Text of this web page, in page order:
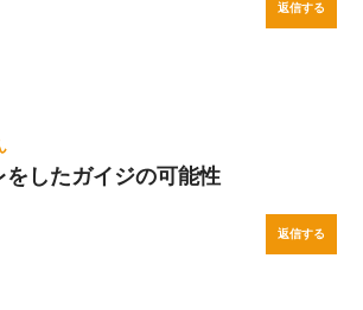
返信する
をしたガイジの可能性
返信する